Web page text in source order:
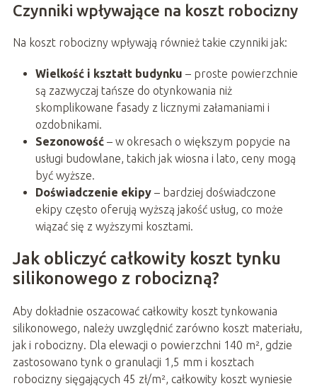
Czynniki wpływające na koszt robocizny
Na koszt robocizny wpływają również takie czynniki jak:
Wielkość i kształt budynku – proste powierzchnie
są zazwyczaj tańsze do otynkowania niż
skomplikowane fasady z licznymi załamaniami i
ozdobnikami.
Sezonowość– w okresach o większym popycie na
usługi budowlane, takich jak wiosna i lato, ceny mogą
być wyższe.
Doświadczenie ekipy– bardziej doświadczone
ekipy często oferują wyższą jakość usług, co może
wiązać się z wyższymi kosztami.
Jak obliczyć całkowity koszt tynku
silikonowego z robocizną?
Aby dokładnie oszacować całkowity koszt tynkowania
silikonowego, należy uwzględnić zarówno koszt materiału,
jak i robocizny. Dla elewacji o powierzchni 140 m², gdzie
zastosowano tynk o granulacji 1,5 mm i kosztach
robocizny sięgających 45 zł/m², całkowity koszt wyniesie